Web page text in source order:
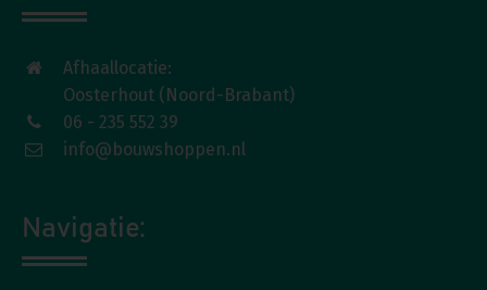
Afhaallocatie:
Oosterhout (Noord-Brabant)
06 - 235 552 39
info@bouwshoppen.nl
Navigatie: